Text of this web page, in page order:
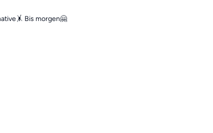
Bis morgen🤗